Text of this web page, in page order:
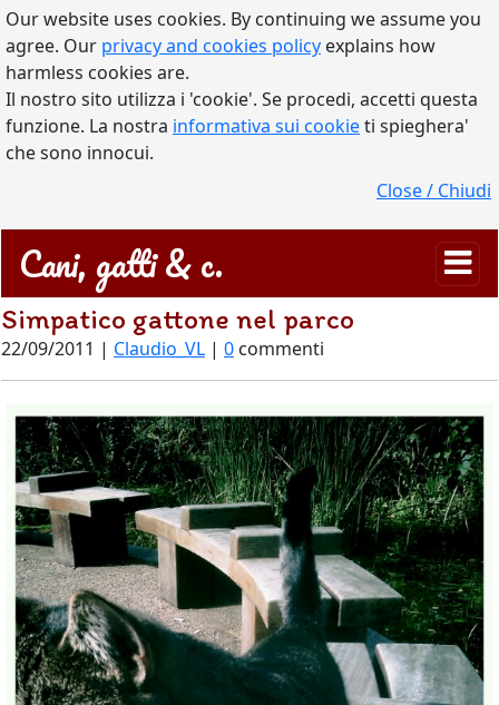
Our website uses cookies. By continuing we assume you
agree. Our privacy and cookies policy explains how
harmless cookies are.
Il nostro sito utilizza i 'cookie'. Se procedi, accetti questa
funzione. La nostra informativa sui cookieti spieghera'
che sono innocui.
Close / Chiudi
Cani, gatti & c.
Simpatico gattone nel parco
22/09/2011 | Claudio_VL | 0 commenti